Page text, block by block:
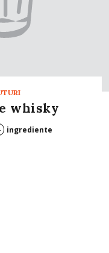
whisky
ingrediente